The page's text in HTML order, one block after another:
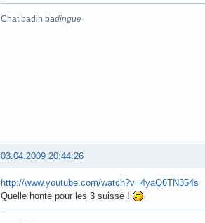
Chat badin badingue
03.04.2009 20:44:26
http://www.youtube.com/watch?v=4yaQ6TN354s
Quelle honte pour les 3 suisse !